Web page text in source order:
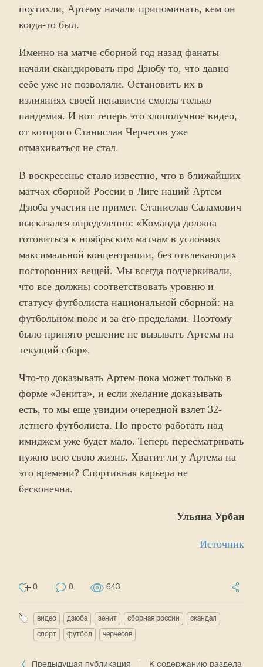
поутихли, Артему начали припоминать, кем он
когда-то был.
Именно на матче сборной год назад фанаты
начали скандировать про Дзюбу то, что давно
себе уже не позволяли. Остановить их в
излияниях своей ненависти смогла только
пандемия. И вот теперь это злополучное видео,
от которого Станислав Черчесов уже
отмахиваться не стал.
В воскресенье стало известно, что в ближайших
матчах сборной России в Лиге наций Артем
Дзюба участия не примет. Станислав Саламович
высказался определенно: «Команда должна
готовиться к ноябрьским матчам в условиях
максимальной концентрации, без отвлекающих
посторонних вещей. Мы всегда подчеркивали,
что все должны соответствовать уровню и
статусу футболиста национальной сборной: на
футбольном поле и за его пределами. Поэтому
было принято решение не вызывать Артема на
текущий сбор».
Что-то доказывать Артем пока может только в
форме «Зенита», и если желание доказывать
есть, то мы еще увидим очередной взлет 32-
летнего футболиста. Но просто работать над
имиджем уже будет мало. Теперь пересматривать
нужно всю свою жизнь. Хватит ли у Артема на
это времени? Спортивная карьера не
бесконечна.
Ульяна Урбан
Источник
0 0 643
видео дзюба зенит сборная россии скандал
спорт футбол черчесов
Предыдущая публикация
К содержанию раздела